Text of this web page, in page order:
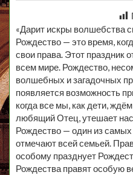
«Дарит искры волшебства
Рождество — это время,
свои права. Этот
всем мире. Рождество,
волшебных и загадочных
появляется возможность
когда все мы, как дети,
любящий Отец, утешает
Рождество — один из самых
отмечают всей семьей.
особому празднует
Рождества правят особую